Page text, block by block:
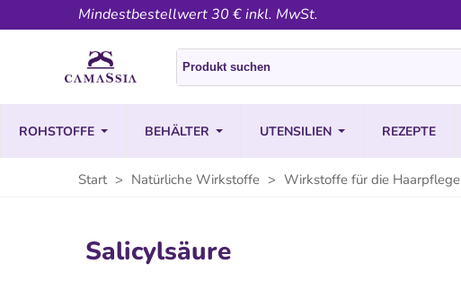
Mindestbestellwert 30 € inkl. MwSt.
ROHSTOFFE BEHÄLTER UTENSILIEN REZEPTE
Start > Natürliche Wirkstoffe > Wirkstoffe für die Haarpflege
Salicylsäure